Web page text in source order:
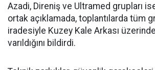
Azadi, Direniş ve Ultramed grupları ise
ortak açıklamada, toplantılarda tüm
iradesiyle Kuzey Kale Arkası
varıldığını bildirdi.